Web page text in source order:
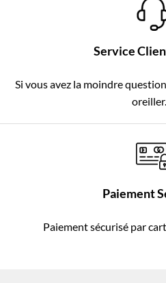
Service
Si vous avez la moindre
Paiement
Paiement sécurisé par